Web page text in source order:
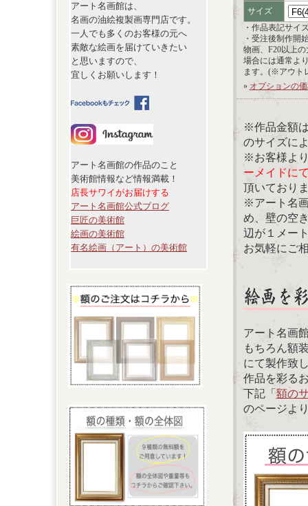
アート名画館は、
名画の油絵複製画専門店です。
一人でも多くのお客様の元へ
素敵な絵画を届けていきたい
と思いますので、
宜しくお願いします！
アート名画館の作品のこと
美術館情報など情報満載！
店長サワイがお届けする
アート名画館公式ブログ
巨匠の美術館
絵画の美術館
有名絵画（アート）の美術館
サイズ
・作品表記サイ
・受注後制作開
物画、F20以上
場合には通常よ
ます。(※アウト
» オプションの
※作品金額
のサイズに
※お客様よ
ーメイドに
頂いており
※アート名
め、壁の空
辺が１メー
お気軽にご
アート名画
もちろん額
にて製作致
作品を彩る
下記「額の
のページよ